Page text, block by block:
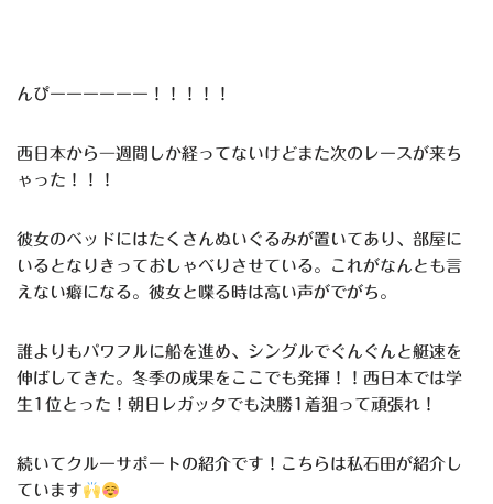
んぴーーーーーー！！！！！
西日本から一週間しか経ってないけどまた次のレースが来ち
ゃった！！！
彼女のベッドにはたくさんぬいぐるみが置いてあり、部屋に
いるとなりきっておしゃべりさせている。これがなんとも言
えない癖になる。彼女と喋る時は高い声がでがち。
誰よりもパワフルに船を進め、シングルでぐんぐんと艇速を
伸ばしてきた。冬季の成果をここでも発揮！！西日本では学
生1位とった！朝日レガッタでも決勝1着狙って頑張れ！
続いてクルーサポートの紹介です！こちらは私石田が紹介し
ています